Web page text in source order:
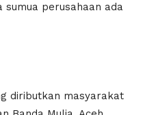
perusahaan ada
diributkan masyarakat